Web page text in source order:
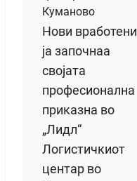
Нови вработени
ја започнаа
својата
професионална
приказна во
„Лидл“
Логистичкиот
центар во